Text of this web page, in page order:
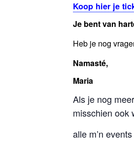
Koop hier je
Je bent van
Heb je nog
Namasté,
Maria
Als je nog
misschien ook
alle m’n